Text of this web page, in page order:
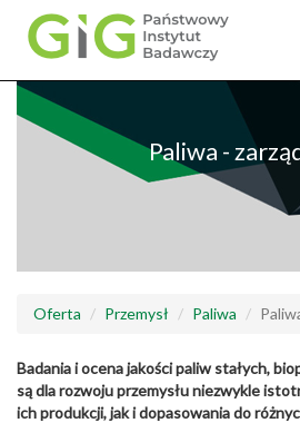
Przejdź
treści
Paliwa -
Oferta Przemysł Paliwa
Badania i ocena jakości paliw stałych,
są dla rozwoju przemysłu niezwykle
ich produkcji, jak i dopasowania do